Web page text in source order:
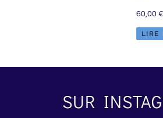
60,00 €
LIRE
SUR